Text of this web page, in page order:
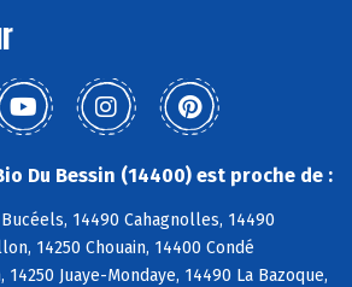
Du Bessin (14400) est proche de :
14490 Cahagnolles, 14490
14250 Chouain, 14400 Condé
Juaye-Mondaye, 14490 La Bazoque,